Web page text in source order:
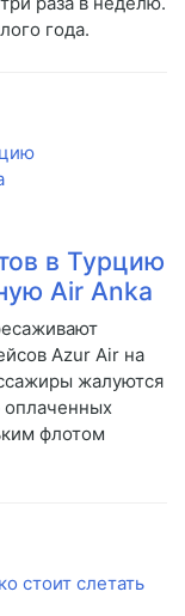
года.
в Турцию
Air Anka
Azur Air на
жалуются
оплаченных
флотом